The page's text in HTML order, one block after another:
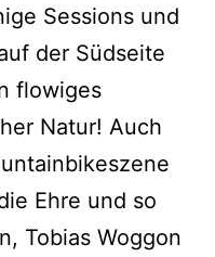
Sessions und
der Südseite
flowiges
Natur! Auch
Ehre und so
Tobias Woggon